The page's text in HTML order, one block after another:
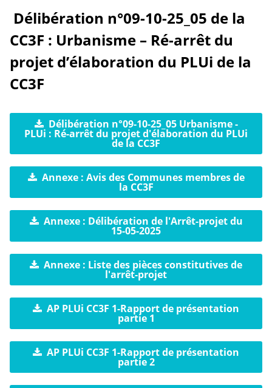
Délibération n°09-10-25_05 de la
CC3F : Urbanisme – Ré-arrêt du
projet d’élaboration du PLUi de la
CC3F
Délibération n°09-10-25_05 Urbanisme -
PLUi : Ré-arrêt du projet d'élaboration du PLUi
de la CC3F
Annexe : Avis des Communes membres de
la CC3F
Annexe : Délibération de l'Arrêt-projet du
15-05-2025
Annexe : Liste des pièces constitutives de
l'arrêt-projet
AP PLUi CC3F 1-Rapport de présentation
partie 1
AP PLUi CC3F 1-Rapport de présentation
partie 2